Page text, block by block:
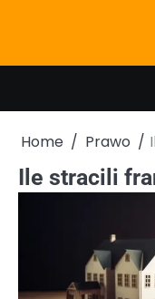
Home Prawo
Ile stracili